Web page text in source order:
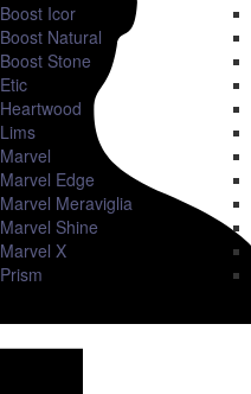
Boost Icor
Boost Natural
Boost Stone
Etic
Heartwood
Lims
Marvel
Marvel Edge
Marvel Meraviglia
Marvel Shine
Marvel X
Prism